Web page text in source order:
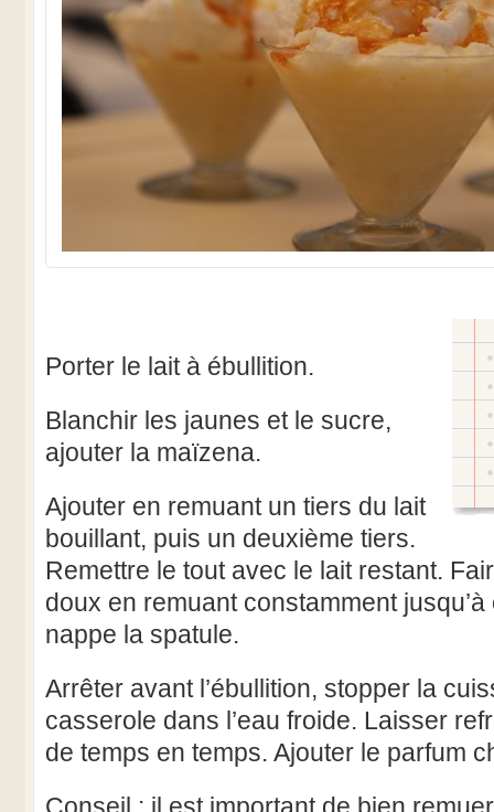
Porter le lait à ébullition.
Blanchir les jaunes et le sucre,
ajouter la maïzena.
Ajouter en remuant un tiers du lait
bouillant, puis un deuxième tiers.
Remettre le tout avec le lait restant.
doux en remuant constamment
nappe la spatule.
Arrêter avant l’ébullition, stopper la
casserole dans l’eau froide. Laisser
de temps en temps. Ajouter le parfum